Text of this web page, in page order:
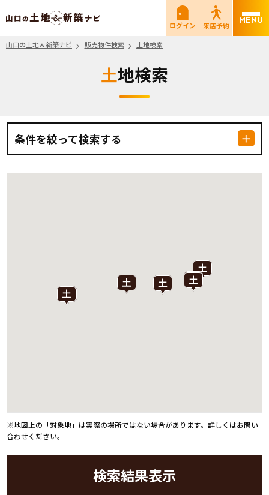
山口の土地＆新築ナビ
ログイン
来店予約
山口の土地＆新築ナビ
販売物件検索 土地検索
土地検索
条件を絞って検索する
※地図上の「対象地」は実際の場所ではない場合があります。詳しくはお問い
合わせください。
検索結果表示